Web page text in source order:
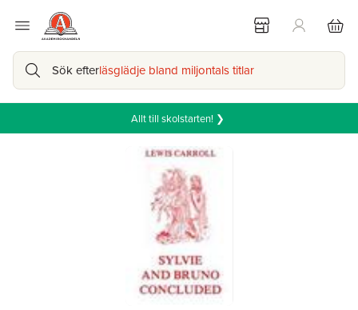
Sök efterläsglädje bland miljontals titlar
Allt till skolstarten! ❯